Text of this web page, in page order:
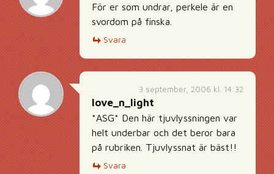
För er som undrar, perkele är en
svordom på finska.
Svara
3 september, 2006 kl. 14:32
love_n_light
*ASG* Den här tjuvlyssningen var
helt underbar och det beror bara
på rubriken. Tjuvlyssnat är bäst!!
Svara